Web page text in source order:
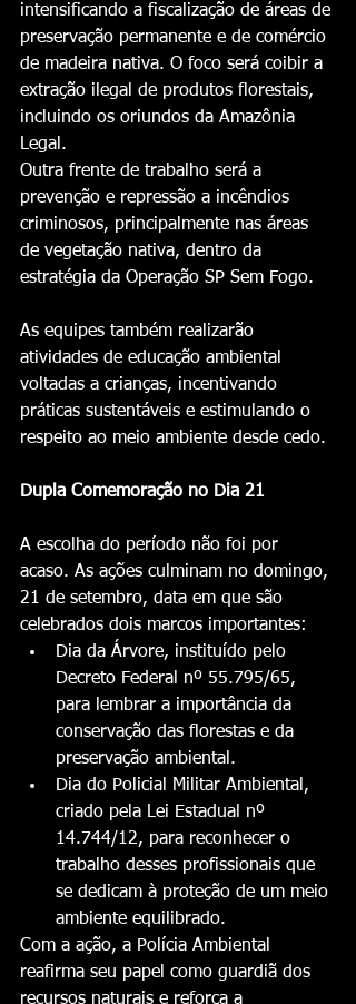
intensificando a fiscalização de áreas de
preservação permanente e de comércio
de madeira nativa. O foco será coibir a
extração ilegal de produtos florestais,
incluindo os oriundos da Amazônia
Legal.
Outra frente de trabalho será a
prevenção e repressão a incêndios
criminosos, principalmente nas áreas
de vegetação nativa, dentro da
estratégia da Operação SP Sem Fogo.
As equipes também realizarão
atividades de educação ambiental
voltadas a crianças, incentivando
práticas sustentáveis e estimulando o
respeito ao meio ambiente desde cedo.
Dupla Comemoração no Dia 21
A escolha do período não foi por
acaso. As ações culminam no domingo,
21 de setembro, data em que são
celebrados dois marcos importantes:
Dia da Árvore, instituído pelo
Decreto Federal nº 55.795/65,
para lembrar a importância da
conservação das florestas e da
preservação ambiental.
Dia do Policial Militar Ambiental,
criado pela Lei Estadual nº
14.744/12, para reconhecer o
trabalho desses profissionais que
se dedicam à proteção de um meio
ambiente equilibrado.
Com a ação, a Polícia Ambiental
reafirma seu papel como guardiã dos
recursos naturais e reforça a